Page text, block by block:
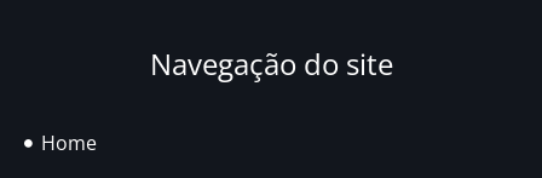
Navegação do site
Home